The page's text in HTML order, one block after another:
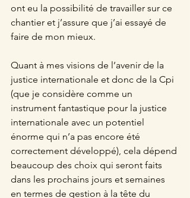
ont eu la possibilité de travailler sur ce
chantier et j’assure que j’ai essayé de
faire de mon mieux.
Quant à mes visions de l’avenir de la
justice internationale et donc de la Cpi
(que je considère comme un
instrument fantastique pour la justice
internationale avec un potentiel
énorme qui n’a pas encore été
correctement développé), cela dépend
beaucoup des choix qui seront faits
dans les prochains jours et semaines
en termes de gestion à la tête du